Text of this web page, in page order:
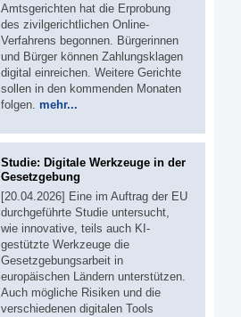
Amtsgerichten hat die Erprobung
des zivilgerichtlichen Online-
Verfahrens begonnen. Bürgerinnen
und Bürger können Zahlungsklagen
digital einreichen. Weitere Gerichte
sollen in den kommenden Monaten
folgen. mehr...
Studie: Digitale Werkzeuge in der
Gesetzgebung
[20.04.2026] Eine im Auftrag der EU
durchgeführte Studie untersucht,
wie innovative, teils auch KI-
gestützte Werkzeuge die
Gesetzgebungsarbeit in
europäischen Ländern unterstützen.
Auch mögliche Risiken und die
verschiedenen digitalen Tools